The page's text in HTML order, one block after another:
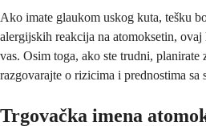
Ako imate glaukom uskog kuta, tešku
alergijskih reakcija na atomoksetin,
vas. Osim toga, ako ste trudni,
razgovarajte o rizicima i prednostima
Trgovačka imena